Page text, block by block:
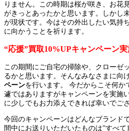
りません。この時期は桜が咲き、お花
がきっとあったかと思います。しかし
が現状です。今はその外出したい気持
に向かうことを祈ります。
“応援”買取10%UPキャンペーン
この期間にご自宅の掃除や、クローゼ
るかと思います。そんなみなさまに向
ペーンを行います。 今だからこそ何か
遽ではありますがキャンペーンを実施
に少しでもお力添えできれば幸いでご
今回のキャンペーンはどんなブランド
間中にお送りいただいたものは”すべて